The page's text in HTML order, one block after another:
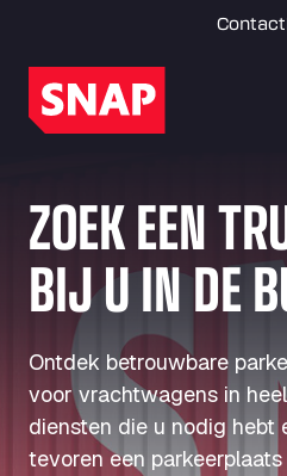
Contact
ZOEK EEN
BIJ U IN DE
Ontdek betrouwbare
voor vrachtwagens in
diensten die u nodig hebt
tevoren een